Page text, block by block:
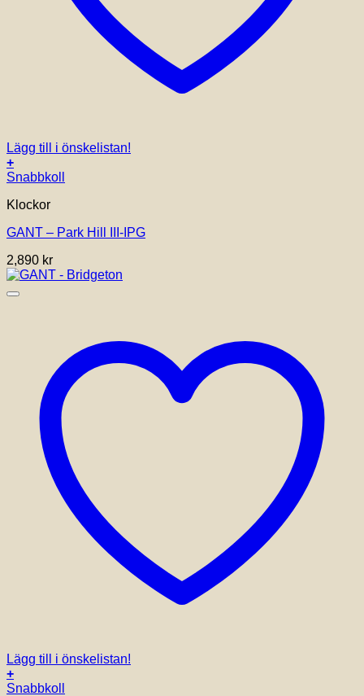
Lägg till i önskelistan!
+
Snabbkoll
Klockor
GANT – Park Hill III-IPG
2,890 kr
Lägg till i önskelistan!
+
Snabbkoll